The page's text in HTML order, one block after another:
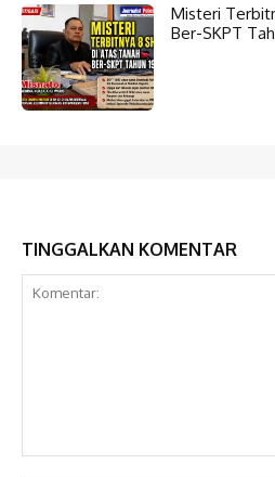
Misteri
Ber-SKPT
TINGGALKAN KOMENTAR